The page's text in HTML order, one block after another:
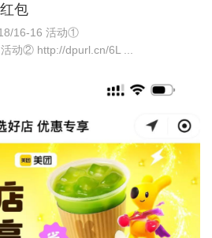
包
16-16 活动①
动② http://dpurl.cn/6L ...